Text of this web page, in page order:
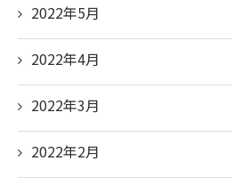
2022年5月
2022年4月
2022年3月
2022年2月